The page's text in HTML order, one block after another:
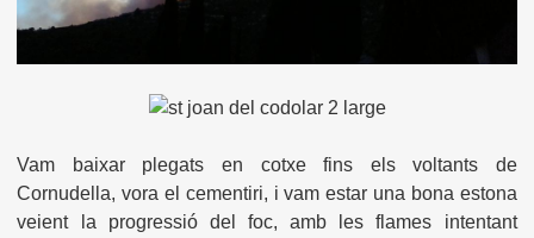
Vam baixar plegats en cotxe fins els voltants de
Cornudella, vora el cementiri, i vam estar una bona estona
veient la progressió del foc, amb les flames intentant